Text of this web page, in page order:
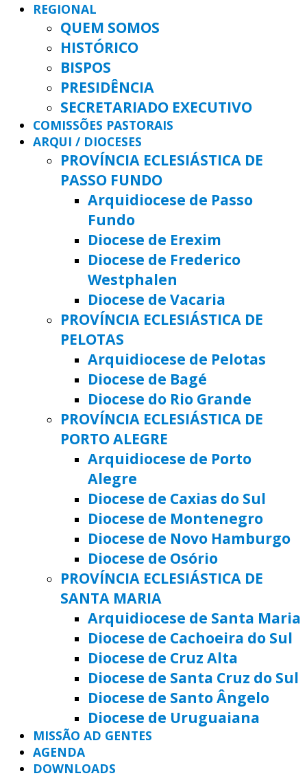
REGIONAL
QUEM SOMOS
HISTÓRICO
BISPOS
PRESIDÊNCIA
SECRETARIADO EXECUTIVO
COMISSÕES PASTORAIS
ARQUI / DIOCESES
PROVÍNCIA ECLESIÁSTICA DE
PASSO FUNDO
Arquidiocese de Passo
Fundo
Diocese de Erexim
Diocese de Frederico
Westphalen
Diocese de Vacaria
PROVÍNCIA ECLESIÁSTICA DE
PELOTAS
Arquidiocese de Pelotas
Diocese de Bagé
Diocese do Rio Grande
PROVÍNCIA ECLESIÁSTICA DE
PORTO ALEGRE
Arquidiocese de Porto
Alegre
Diocese de Caxias do Sul
Diocese de Montenegro
Diocese de Novo Hamburgo
Diocese de Osório
PROVÍNCIA ECLESIÁSTICA DE
SANTA MARIA
Arquidiocese de Santa Maria
Diocese de Cachoeira do Sul
Diocese de Cruz Alta
Diocese de Santa Cruz do Sul
Diocese de Santo Ângelo
Diocese de Uruguaiana
MISSÃO AD GENTES
AGENDA
DOWNLOADS